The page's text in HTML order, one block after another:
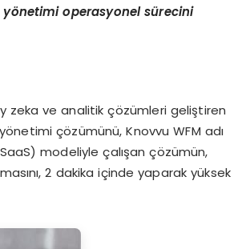
yönetimi operasyonel sürecini
zeka ve analitik çözümleri geliştiren
çözümünü, Knovvu WFM adı
modeliyle çalışan çözümün,
2 dakika içinde yaparak yüksek